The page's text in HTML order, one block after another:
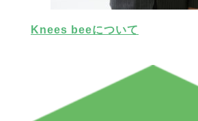
Knees beeについて